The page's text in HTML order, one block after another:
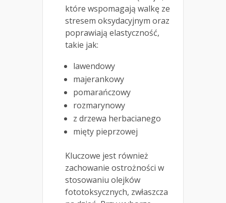
które wspomagają walkę ze
stresem oksydacyjnym oraz
poprawiają elastyczność,
takie jak:
lawendowy
majerankowy
pomarańczowy
rozmarynowy
z drzewa herbacianego
mięty pieprzowej
Kluczowe jest również
zachowanie ostrożności w
stosowaniu olejków
fototoksycznych, zwłaszcza